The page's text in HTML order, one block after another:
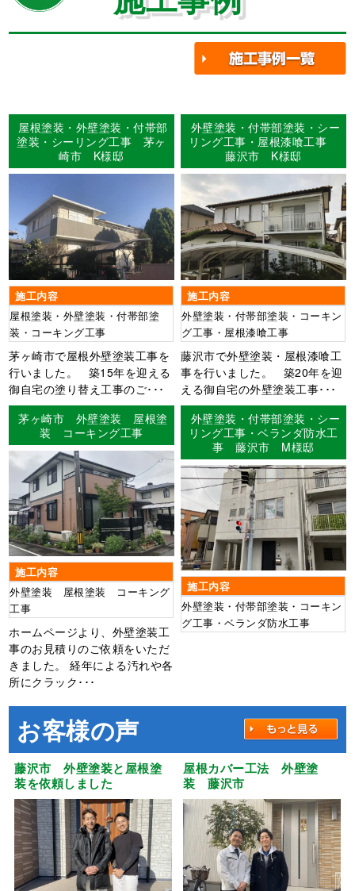
屋根塗装・外壁塗装・付帯部
塗装・シーリング工事 茅ヶ
崎市 K様邸
施工内容
屋根塗装・外壁塗装・付帯部塗
装・コーキング工事
茅ヶ崎市で屋根外壁塗装工事を
行いました。 築15年を迎える
御自宅の塗り替え工事のご･･･
外壁塗装・付帯部塗装・シー
リング工事・屋根漆喰工事
藤沢市 K様邸
施工内容
外壁塗装・付帯部塗装・コーキン
グ工事・屋根漆喰工事
藤沢市で外壁塗装・屋根漆喰工
事を行いました。 築20年を迎
える御自宅の外壁塗装工事･･･
茅ヶ崎市 外壁塗装 屋根塗
装 コーキング工事
施工内容
外壁塗装 屋根塗装 コーキング
工事
ホームページより、外壁塗装工
事のお見積りのご依頼をいただ
きました。 経年による汚れや各
所にクラック･･･
外壁塗装・付帯部塗装・シー
リング工事・ベランダ防水工
事 藤沢市 M様邸
施工内容
外壁塗装・付帯部塗装・コーキン
グ工事・ベランダ防水工事
お客様の声
藤沢市 外壁塗装と屋根塗
装を依頼しました
屋根カバー工法 外壁塗
装 藤沢市